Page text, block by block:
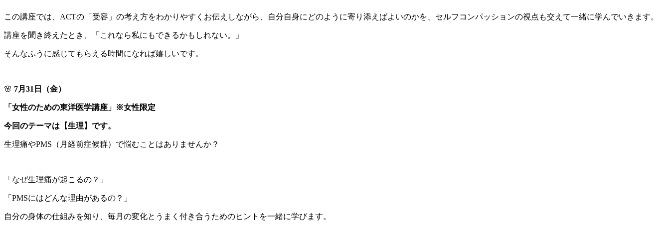
この講座では、ACTの「受容」の考え方をわかりやすくお伝えしながら、自分自身にどのように寄り添えばよいのかを、セルフコンパッションの視点も交えて一緒に学んでいきます。
講座を聞き終えたとき、「これなら私にもできるかもしれない。」
そんなふうに感じてもらえる時間になれば嬉しいです。
🌸 7月31日（金）
「女性のための東洋医学講座」※女性限定
今回のテーマは【生理】です。
生理痛やPMS（月経前症候群）で悩むことはありませんか？
「なぜ生理痛が起こるの？」
「PMSにはどんな理由があるの？」
自分の身体の仕組みを知り、毎月の変化とうまく付き合うためのヒントを一緒に学びます。